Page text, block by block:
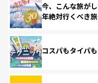
今、こんな旅が
年絶対行くべき
コスパもタイパ